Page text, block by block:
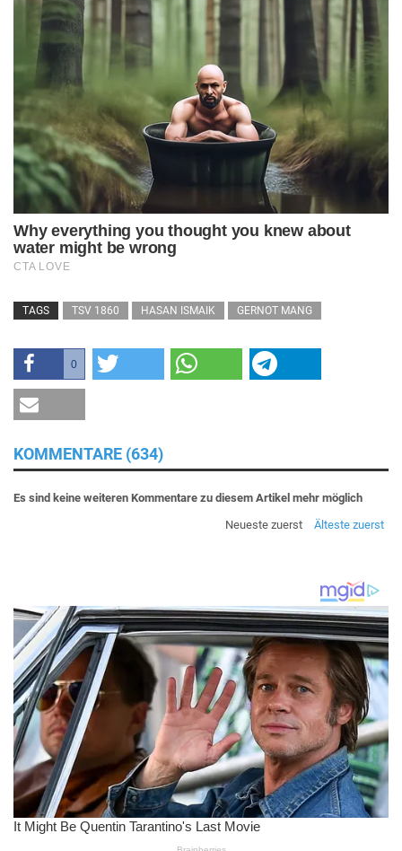
TAGS TSV 1860 HASAN ISMAIK GERNOT MANG
0
KOMMENTARE (634)
Es sind keine weiteren Kommentare zu diesem Artikel mehr möglich
Neueste zuerst
Älteste zuerst